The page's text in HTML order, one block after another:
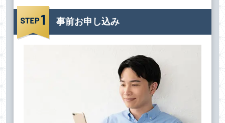
事前お申し込み